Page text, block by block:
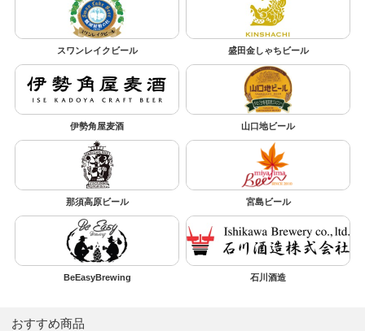
スワンレイクビール 盛田金しゃちビール
伊勢角屋麦酒 山口地ビール
那須高原ビール 宮島ビール
BeEasyBrewing 石川酒造
おすすめ商品